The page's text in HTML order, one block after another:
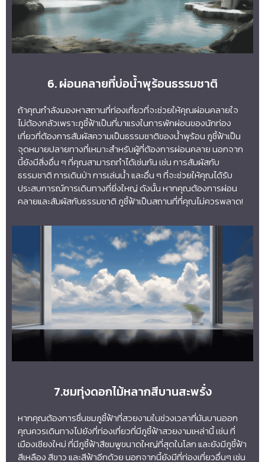
6. ผ่อนคลายที่บ่อน้ำพุร้อนธรรมชาติ
ถ้าคุณกำลังมองหาสถานที่ท่องเที่ยวที่จะช่วยให้คุณผ่อนคลายใจ
ไม่ต้องกลัวเพราะภูชี้ฟ้าเป็นที่มาแรงในการพักผ่อนของนักท่อง
เที่ยวที่ต้องการสัมผัสความเป็นธรรมชาติของน้ำพุร้อน ภูชี้ฟ้าเป็น
จุดหมายปลายทางที่เหมาะสำหรับผู้ที่ต้องการผ่อนคลาย นอกจาก
นี้ยังมีสิ่งอื่น ๆ ที่คุณสามารถทำได้เช่นกัน เช่น การสัมผัสกับ
ธรรมชาติ การเดินป่า การเล่นน้ำ และอื่น ๆ ที่จะช่วยให้คุณได้รับ
ประสบการณ์การเดินทางที่ยิ่งใหญ่ ดังนั้น หากคุณต้องการผ่อน
คลายและสัมผัสกับธรรมชาติ ภูชี้ฟ้าเป็นสถานที่ที่คุณไม่ควรพลาด!
7.ชมทุ่งดอกไม้หลากสีบานสะพรั่ง
หากคุณต้องการชื่นชมภูชี้ฟ้าที่สวยงามในช่วงเวลาที่มันบานออก
คุณควรเดินทางไปยังที่ท่องเที่ยวที่มีภูชี้ฟ้าสวยงามเหล่านี้ เช่น ที่
เมืองเชียงใหม่ ที่มีภูชี้ฟ้าสีชมพูขนาดใหญ่ที่สุดในโลก และยังมีภูชี้ฟ้า
สีเหลือง สีขาว และสีฟ้าอีกด้วย นอกจากนี้ยังมีที่ท่องเที่ยวอื่นๆ เช่น